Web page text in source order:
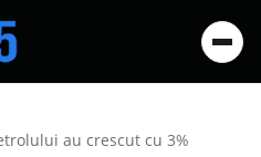
au crescut cu 3%